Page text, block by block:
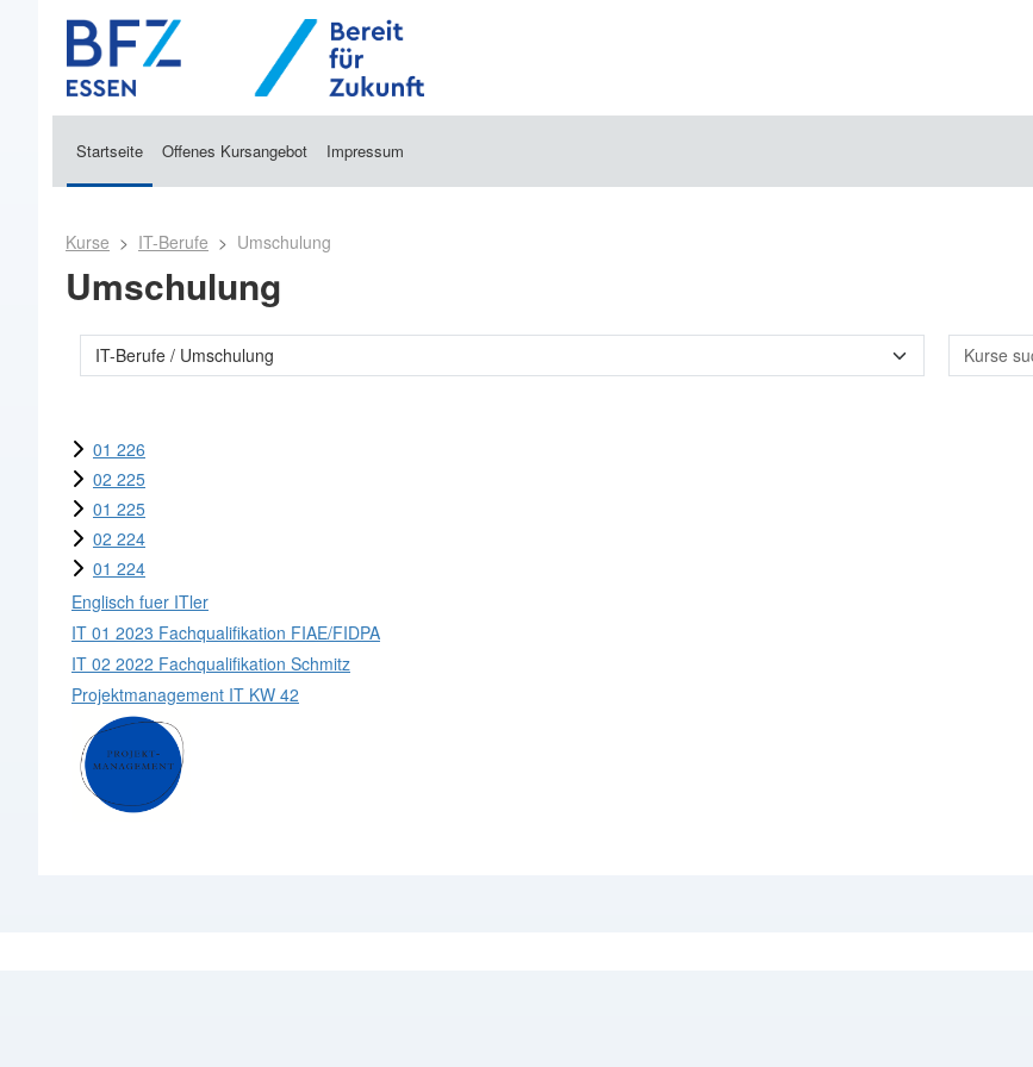
Startseite Offenes Kursangebot Impressum
Kurse IT-Berufe Umschulung
Umschulung
Kursbereiche
01 226
02 225
01 225
02 224
01 224
Englisch fuer ITler
IT 01 2023 Fachqualifikation FIAE/FIDPA
IT 02 2022 Fachqualifikation Schmitz
Projektmanagement IT KW 42